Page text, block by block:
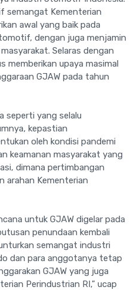
semangat Kementerian
awal yang baik pada
dengan juga menjamin
Selaras dengan
memberikan upaya masimal
GJAW pada tahun
seperti yang selalu
kepastian
oleh kondisi pandemi
keamanan masyarakat yang
dimana pertimbangan
arahan Kementerian
untuk GJAW digelar pada
penundaan kembali
semangat industri
dan para anggotanya tetap
GJAW yang juga
Perindustrian RI,” ucap